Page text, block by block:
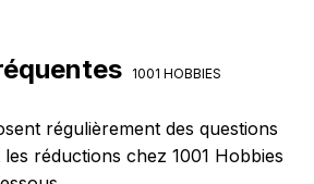
1001 HOBBIES
régulièrement des questions
réductions chez 1001 Hobbies